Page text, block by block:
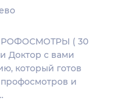
( 30
Доктор с вами
который готов
профосмотров и